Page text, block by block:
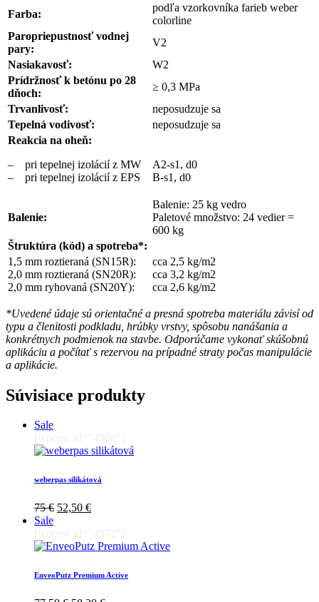
Farba:
podľa vzorkovníka farieb weber
colorline
Paropriepustnosť vodnej
pary:
V2
Nasiakavosť:
W2
Prídržnosť k betónu po 28
dňoch:
≥ 0,3 MPa
Trvanlivosť:
neposudzuje sa
Tepelná vodivosť:
neposudzuje sa
Reakcia na oheň:
– pri tepelnej izolácií z MW
– pri tepelnej izolácií z EPS
A2-s1, d0
B-s1, d0
Balenie:
Balenie: 25 kg vedro
Paletové množstvo: 24 vedier =
600 kg
Štruktúra (kód) a spotreba*:
1,5 mm roztieraná (SN15R):
2,0 mm roztieraná (SN20R):
2,0 mm ryhovaná (SN20Y):
cca 2,5 kg/m2
cca 3,2 kg/m2
cca 2,6 kg/m2
*Uvedené údaje sú orientačné a presná spotreba materiálu závisí od
typu a členitosti podkladu, hrúbky vrstvy, spôsobu nanášania a
konkrétnych podmienok na stavbe. Odporúčame vykonať skúšobnú
aplikáciu a počítať s rezervou na prípadné straty počas manipulácie
a aplikácie.
Súvisiace produkty
Sale
weberpas silikátová
75€ Pôvodná
75 €.
52,50 €Aktuálna
52,50 €.
Sale
EnveoPutz Premium Active